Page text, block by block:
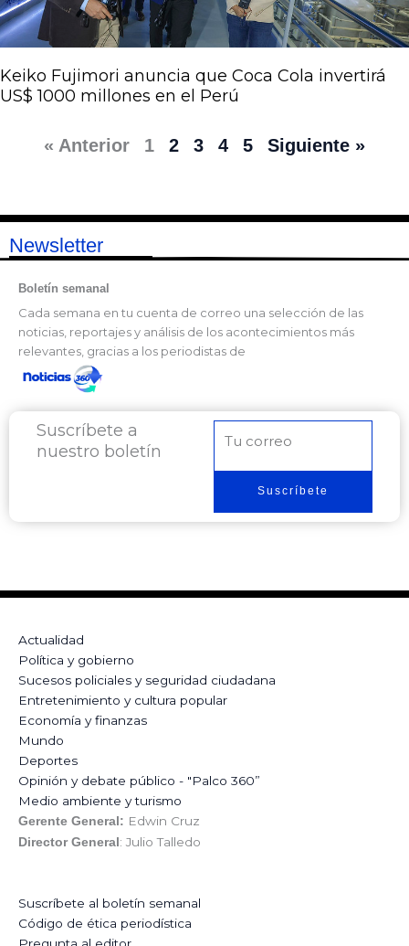
Keiko Fujimori anuncia que Coca Cola invertirá
US$ 1000 millones en el Perú
« Anterior 1 2 3 4 5 Siguiente »
Newsletter
Boletín semanal
Cada semana en tu cuenta de correo una selección de las
noticias, reportajes y análisis de los acontecimientos más
relevantes, gracias a los periodistas de
Suscríbete a
nuestro boletín
electrónico
Suscríbete
Actualidad
Política y gobierno
Sucesos policiales y seguridad ciudadana
Entretenimiento y cultura popular
Economía y finanzas
Mundo
Deportes
Opinión y debate público - "Palco 360”
Medio ambiente y turismo
Gerente General: Edwin Cruz
Director General : Julio Talledo
Suscríbete al boletín semanal
Código de ética periodística